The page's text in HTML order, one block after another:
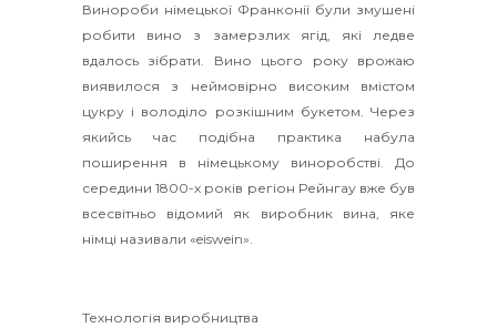
Винороби німецької Франконії були змушені
робити вино з замерзлих ягід, які ледве
вдалось зібрати. Вино цього року врожаю
виявилося з неймовірно високим вмістом
цукру і володіло розкішним букетом. Через
якийсь час подібна практика набула
поширення в німецькому виноробстві. До
середини 1800-х років регіон Рейнгау вже був
всесвітньо відомий як виробник вина, яке
німці називали «eiswein».
Технологія виробництва